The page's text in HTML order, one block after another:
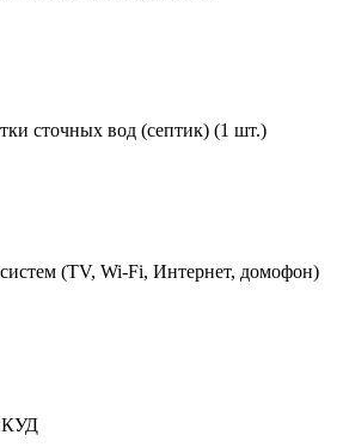
сточных вод (септик) (1 шт.)
(TV, Wi-Fi, Интернет, домофон)